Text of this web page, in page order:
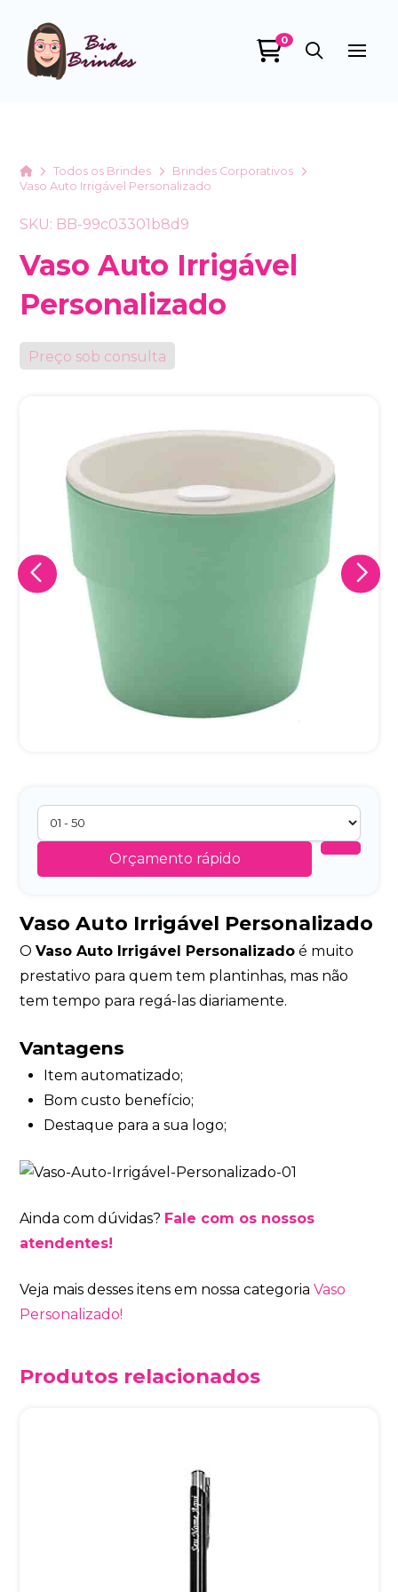
0
HomeTodos os Brindes
Brindes Corporativos
Vaso Auto Irrigável Personalizado
SKU: BB-99c03301b8d9
Vaso Auto Irrigável
Personalizado
Preço sob consulta
Orçamento rápido
Vaso Auto Irrigável Personalizado
OVaso Auto Irrigável Personalizado é muito
prestativo para quem tem plantinhas, mas não
tem tempo para regá-las diariamente.
Vantagens
Item automatizado;
Bom custo benefício;
Destaque para a sua logo;
Ainda com dúvidas? Fale com os nossos
atendentes!
Veja mais desses itens em nossa categoriaVaso
Personalizado!
Produtos relacionados
Eu concordo em receber comunicações.
A nossa empresa está comprometida a proteger e respeitar
sua privacidade, utilizaremos seus dados apenas para fins
de marketing. Você pode alterar suas preferências a
qualquer momento.